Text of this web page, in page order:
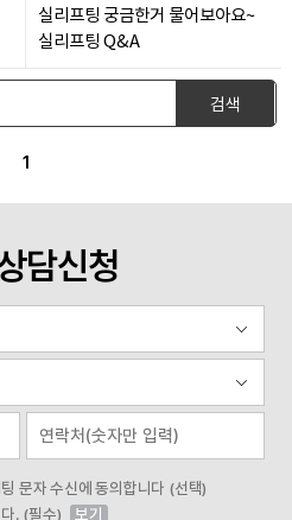
실리프팅 궁금한거 물어보아요~
실리프팅 Q&A
검색
1
담신청
문자 수신에 동의합니다 (선택)
. (필수)
보기